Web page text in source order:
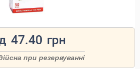
47.40 грн
при резервуванні